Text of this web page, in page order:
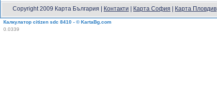
Copyright 2009 Карта България | Контакти Карта София Карта Пловдив
Калкулатор citizen sdc 8410 - © KartaBg.com
0.0339